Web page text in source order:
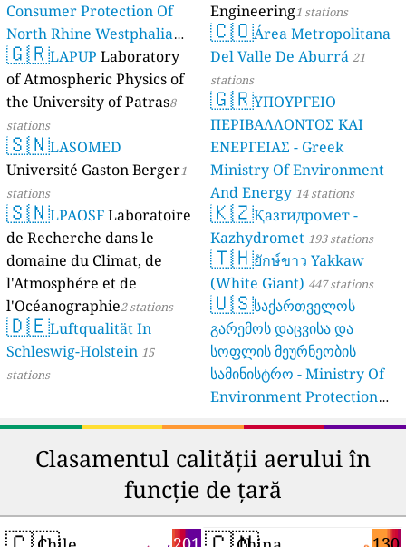
Consumer Protection Of
North Rhine Westphalia
(Landesamt Für Natur,
Umwelt Und
Verbraucherschutz NRW)
61 stations
🇬🇷LAPUP Laboratory
of Atmospheric Physics of
the University of Patras8
stations
🇸🇳LASOMED
Université Gaston Berger1
stations
🇸🇳LPAOSF Laboratoire
de Recherche dans le
domaine du Climat, de
l'Atmosphére et de
l'Océanographie2 stations
🇩🇪Luftqualität In
Schleswig-Holstein 15
stations
Engineering1 stations
🇨🇴Área Metropolitana
Del Valle De Aburrá 21
stations
🇬🇷ΥΠΟΥΡΓΕΙΟ
ΠΕΡΙΒΑΛΛΟΝΤΟΣ ΚΑΙ
ΕΝΕΡΓΕΙΑΣ - Greek
Ministry Of Environment
And Energy 14 stations
🇰🇿Қазгидромет -
Kazhydromet 193 stations
🇹🇭ยักษ์ขาว Yakkaw
(White Giant) 447 stations
🇺🇸საქართველოს
გარემოს დაცვისა და
სოფლის მეურნეობის
სამინისტრო - Ministry Of
Environment Protection
Clasamentul calității aerului în
funcție de țară